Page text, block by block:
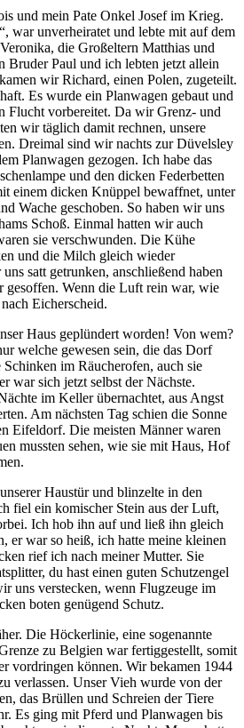
und mein Pate Onkel Josef im Krieg.
, war unverheiratet und lebte mit auf dem
die Großeltern Matthias und
Bruder Paul und ich lebten jetzt allein
wir Richard, einen Polen, zugeteilt.
Es wurde ein Planwagen gebaut und
Flucht vorbereitet. Da wir Grenz- und
wir täglich damit rechnen, unsere
Dreimal sind wir nachts zur Düvelsley
Planwagen gezogen. Ich habe das
und den dicken Federbetten
einem dicken Knüppel bewaffnet, unter
Wache geschoben. So haben wir uns
Schoß. Einmal hatten wir auch
sie verschwunden. Die Kühe
und die Milch gleich wieder
satt getrunken, anschließend haben
Wenn die Luft rein war, wie
Eicherscheid.
Haus geplündert worden! Von wem?
welche gewesen sein, die das Dorf
im Räucherofen, auch sie
war sich jetzt selbst der Nächste.
im Keller übernachtet, aus Angst
Am nächsten Tag schien die Sonne
Eifeldorf. Die meisten Männer waren
mussten sehen, wie sie mit Haus, Hof
Haustür und blinzelte in den
fiel ein komischer Stein aus der Luft,
Ich hob ihn auf und ließ ihn gleich
er war so heiß, ich hatte meine kleinen
rief ich nach meiner Mutter. Sie
du hast einen guten Schutzengel
uns verstecken, wenn Flugzeuge im
boten genügend Schutz.
Die Höckerlinie, eine sogenannte
zu Belgien war fertiggestellt, somit
vordringen können. Wir bekamen 1944
verlassen. Unser Vieh wurde von der
das Brüllen und Schreien der Tiere
Es ging mit Pferd und Planwagen bis